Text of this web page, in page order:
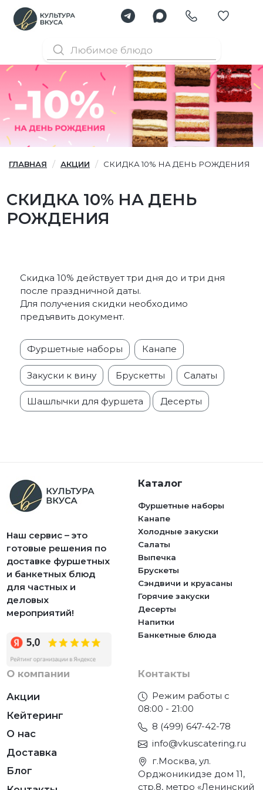
ГЛАВНАЯ АКЦИИ СКИДКА 10% НА ДЕНЬ РОЖДЕНИЯ
СКИДКА 10% НА ДЕНЬ
РОЖДЕНИЯ
Скидка 10% действует три дня до и три дня
после праздничной даты.
Для получения скидки необходимо
предъявить документ.
Фуршетные наборы Канапе
Закуски к вину Брускетты Салаты
Шашлычки для фуршета Десерты
Наш сервис – это
готовые решения по
доставке фуршетных
и банкетных блюд
для частных и
деловых
мероприятий!
Каталог
Фуршетные наборы
Канапе
Холодные закуски
Салаты
Выпечка
Брускеты
Сэндвичи и круасаны
Горячие закуски
Десерты
Напитки
Банкетные блюда
О компании
Акции
Кейтеринг
О нас
Доставка
Блог
Контакты
Режим работы с
08:00 - 21:00
8 (499) 647-42-78
info@vkuscatering.ru
г.Москва, ул.
Орджоникидзе дом 11,
стр.8, метро «Ленинский